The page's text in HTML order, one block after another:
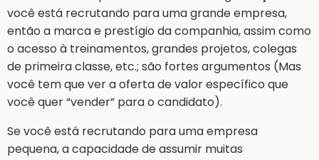
você está recrutando para uma grande empresa,
então a marca e prestígio da companhia, assim como
o acesso à treinamentos, grandes projetos, colegas
de primeira classe, etc.; são fortes argumentos (Mas
você tem que ver a oferta de valor específico que
você quer “vender” para o candidato).
Se você está recrutando para uma empresa
pequena, a capacidade de assumir muitas